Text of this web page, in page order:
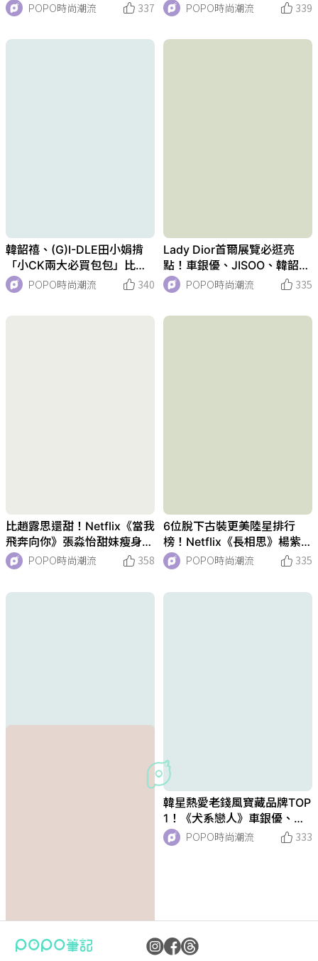
穿搭5公式，Y2K、T恤這樣
穿超好看
POPO時尚潮流 337
ci、CELINE...張員瑛同款也
入榜！
POPO時尚潮流 339
韓韶禧、(G)I-DLE田小娟揹
「小CK兩大必買包包」比
美！微笑包、小方包千元價必
買！
POPO時尚潮流 340
Lady Dior首爾展覽必逛亮
點！車銀優、JISOO、韓韶
禧、Haerin合體出席！顏值創
下宇宙新高！
POPO時尚潮流 335
比趙露思還甜！Netflix《當我
飛奔向你》張淼怡甜妹瘦身穿
搭密技！周翊然、王鶴棣都被
收服！
POPO時尚潮流 358
6位脫下古裝更美陸星排行
榜！Netflix《長相思》楊紫、
《安樂傳》迪麗熱巴、趙露
思...第一名美到認不出！
POPO時尚潮流 335
韓星熱愛老錢風寶藏品牌TOP
1！《犬系戀人》車銀優、潤
娥、 Red Velvet瑟琪私下默
默狂穿！
POPO時尚潮流 333
韓韶禧CHARLES&KEITH最
新聯名！澎澎心臟包、馬汀厚
adidas samba勁敵「PUMA
德訓鞋」開賣！品牌大使 NC
韓星最愛穿的寶藏品牌公開！
《王之國》李俊昊、秀智、辛
Netflix《當我飛奔向你》男主
周翊然「校草高冷私服」簡直
2023下半球鞋必買這雙！ASI
CS全球爆搶「銀色老爹鞋GT
2023必買球鞋再+1！PUMA
x 中指貓聯名「軟綿厚底貓咪
2023上半入門精品包熱賣排
行TOP7！趙露思同款LOEW
Disney+《Moving異能》韓
孝周IG私服４個「瘦身穿搭技
95後陸劇女神虞書欣一揹就
登熱搜「編織小愛心包」台灣
盤點10位陸劇最愛女主角「私
服穿搭神好看」趙露思、長相
BLACKPINK Jisoo安普賢傳
已分手！連私服都超配的夢幻
李俊昊無懼颱風抵達台灣！現
場700名粉絲擠爆機場～總裁
參加婚禮怎麼穿？洋裝、小香
風…陸劇女神趙露思、王楚
2023平價網拍蝦皮店家推薦T
op5！品質好買衣服先逛這幾
女生白T恤七大顯瘦穿搭法！
Jennie、雪炫這樣穿出芭比
2023入門款奶茶色精品包推
薦TOP7！《我的人間煙火》
《偷偷藏不住》陳哲遠趙露思
CP揹情侶包！這款GUCCI老
《安娜》秀智「好人緣又顯
瘦」穿搭4大公式！西裝外
《偷偷藏不住》趙露思『減齡
顯瘦穿搭』4大公式！洋裝、
想看電影！《Barbie芭比》瑪
格羅比宣傳造型『100%神還
《絕世網紅》爆紅女二李清娥
『超反差私服』根本球鞋穿搭
BOSS X 小王子LE PETIT PRI
NCE 80周年系列『星空T
精品包千元無痛收！8款小資
入門系微精品包COACH、金
一直在看包！《偷偷藏不住》
趙露思「桑稚同款」精品包T